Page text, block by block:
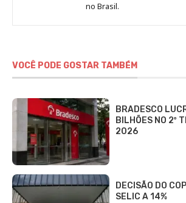
DCI
no Brasil.
VOCÊ PODE GOSTAR TAMBÉM
BRADESCO
BILHÕES NO 2º
2026
DECISÃO DO
SELIC A 14%